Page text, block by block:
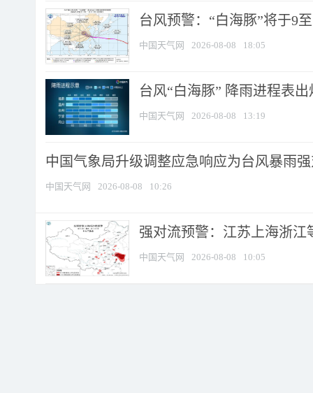
台风预警：“白海豚”将于9
中国天气网 2026-08-08 18:05
台风“白海豚” 降雨进程表
中国天气网 2026-08-08 13:19
中国气象局升级调整应急响应为台风暴雨
中国天气网 2026-08-08 10:26
强对流预警：江苏上海浙江
中国天气网 2026-08-08 10:05